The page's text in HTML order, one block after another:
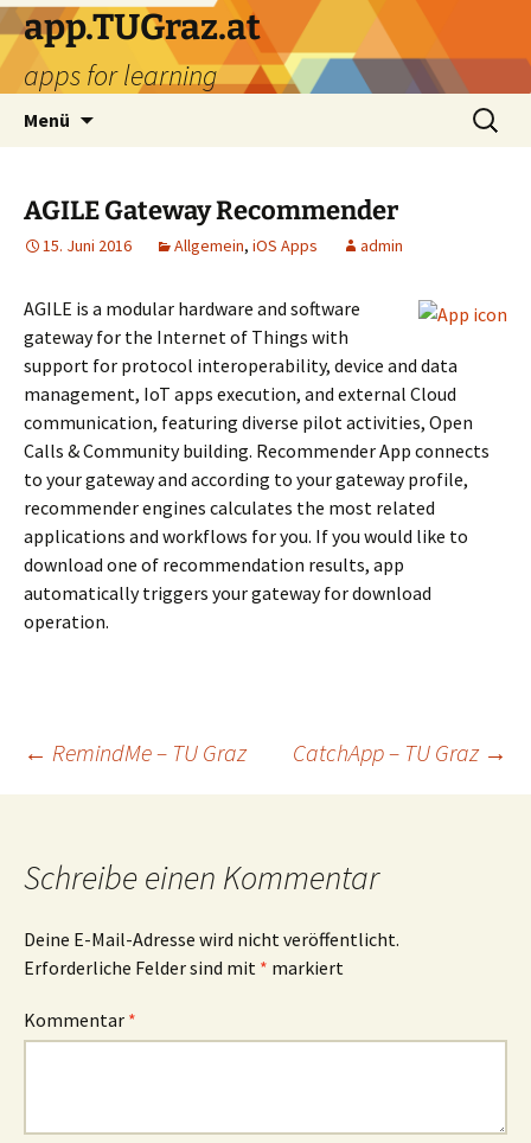
Zum
Inhalt
springen
app.TUGraz.at
apps for learning
Menü
Suchen
nach:
AGILE Gateway Recommender
15. Juni 2016 Allgemein, iOS Apps admin
AGILE is a modular hardware and software
gateway for the Internet of Things with
support for protocol interoperability, device and data
management, IoT apps execution, and external Cloud
communication, featuring diverse pilot activities, Open
Calls & Community building. Recommender App connects
to your gateway and according to your gateway profile,
recommender engines calculates the most related
applications and workflows for you. If you would like to
download one of recommendation results, app
automatically triggers your gateway for download
operation.
Beitragsnavigation
← RemindMe – TU Graz CatchApp – TU Graz →
Schreibe einen Kommentar
Deine E-Mail-Adresse wird nicht veröffentlicht.
Erforderliche Felder sind mit * markiert
Kommentar *